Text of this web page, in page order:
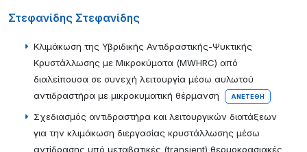
Στεφανίδης Στεφανίδης
Κλιμάκωση της Υβριδικής Αντιδραστικής-Ψυκτικής
Κρυστάλλωσης με Μικροκύματα (MWHRC) από
διαλείπουσα σε συνεχή λειτουργία μέσω αυλωτού
αντιδραστήρα με μικροκυματική θέρμανση
ΑΝΕΤΈΘΗ
Σχεδιασμός αντιδραστήρα και λειτουργικών διατάξεων
για την κλιμάκωση διεργασίας κρυστάλλωσης μέσω
αντίδρασης υπό μεταβατικές (transient) θερμοκρασιακές